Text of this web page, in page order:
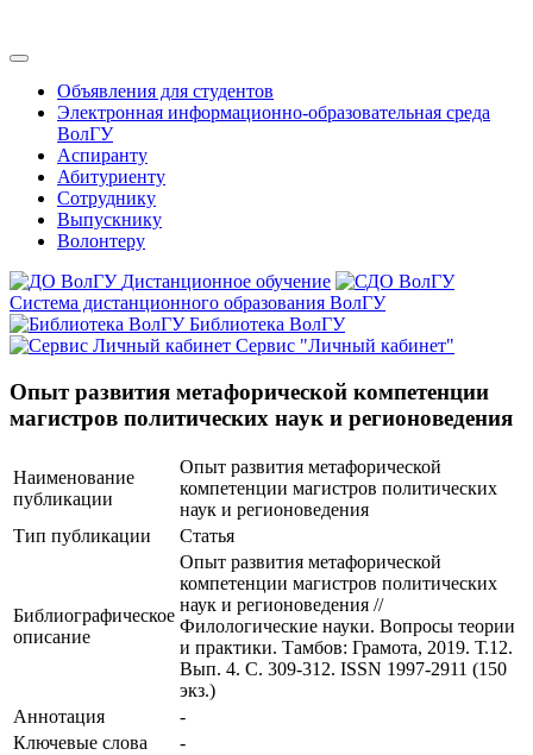
Объявления для студентов
Электронная информационно-образовательная среда
ВолГУ
Аспиранту
Абитуриенту
Сотруднику
Выпускнику
Волонтеру
Дистанционное обучение
Система дистанционного образования ВолГУ
Библиотека ВолГУ
Сервис "Личный кабинет"
Опыт развития метафорической компетенции
магистров политических наук и регионоведения
Наименование
публикации
Опыт развития метафорической
компетенции магистров политических
наук и регионоведения
Тип публикации
Статья
Библиографическое
описание
Опыт развития метафорической
компетенции магистров политических
наук и регионоведения //
Филологические науки. Вопросы теории
и практики. Тамбов: Грамота, 2019. Т.12.
Вып. 4. C. 309-312. ISSN 1997-2911 (150
экз.)
Аннотация
-
Ключевые cлова
-